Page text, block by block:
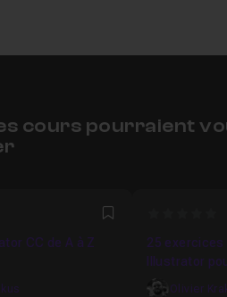
cours pourraient
Favori
CC de A à Z
25
Illustrator
vol.1
Olivier